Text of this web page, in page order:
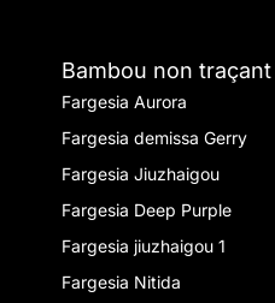
Bambou non traçant
Fargesia Aurora
Fargesia demissa Gerry
Fargesia Jiuzhaigou
Fargesia Deep Purple
Fargesia jiuzhaigou 1
Fargesia Nitida